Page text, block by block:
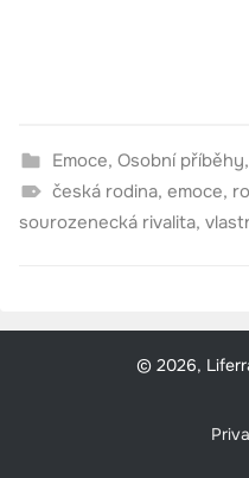
Emoce, Osobní příběhy,
česká rodina, emoce,
sourozenecká rivalita,
© 2026,